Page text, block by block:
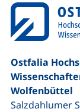
Ostfalia
Wolfenbüttel
Salzdahlumer